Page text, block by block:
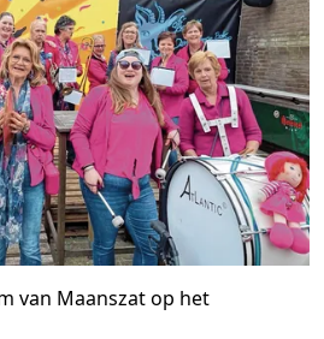
van Maanszat op het